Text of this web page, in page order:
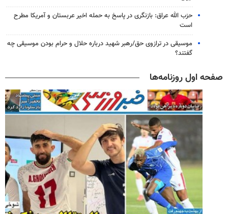
حزب الله عراق: بازنگری در پاسخ به حمله اخیر عربستان و آمریکا مطرح
است
موسیقی در ترازوی حق/رهبر شهید درباره حلال و حرام بودن موسیقی چه
گفتند؟
صفحه اول روزنامه‌ها